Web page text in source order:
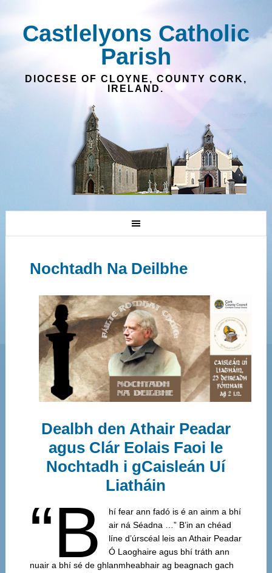
Castlelyons Catholic
Parish
DIOCESE OF CLOYNE, COUNTY CORK,
IRELAND.
Nochtadh Na Deilbhe
Dealbh den Athair Peadar
agus Clár Eolais Faoi le
Nochtadh i gCaisleán Uí
Liatháin
“B
hí fear ann fadó is é an ainm a bhí
air ná Séadna …” B’in an chéad
líne d’úrscéal leis an Athair Peadar
Ó Laoghaire agus bhí tráth ann
nuair a bhí sé de ghlanmheabhair ag beagnach gach